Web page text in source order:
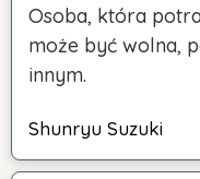
Osoba, która
może być wolna,
innym.
Shunryu Suzuki